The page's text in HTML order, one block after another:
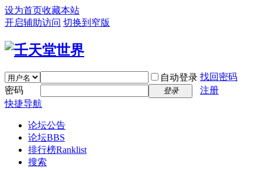
设为首页收藏本站
开启辅助访问 切换到窄版
自动登录 找回密码
密码
登录
注册
快捷导航
论坛公告
论坛BBS
排行榜Ranklist
搜索